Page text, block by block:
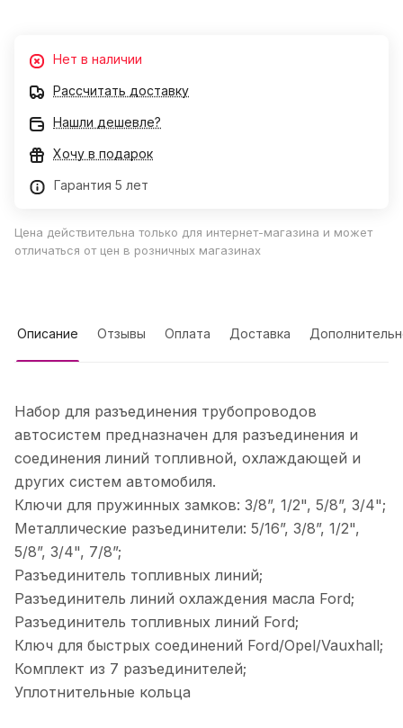
Нет в наличии
Рассчитать доставку
Нашли дешевле?
Хочу в подарок
Гарантия 5 лет
Цена действительна только для интернет-магазина и может
отличаться от цен в розничных магазинах
Описание Отзывы Оплата Доставка
Набор для разъединения трубопроводов
автосистем предназначен для разъединения и
соединения линий топливной, охлаждающей и
других систем автомобиля.
Ключи для пружинных замков: 3/8”, 1/2", 5/8”, 3/4";
Металлические разъединители: 5/16”, 3/8”, 1/2",
5/8”, 3/4", 7/8”;
Разъединитель топливных линий;
Разъединитель линий охлаждения масла Ford;
Разъединитель топливных линий Ford;
Ключ для быстрых соединений Ford/Opel/Vauxhall;
Комплект из 7 разъединителей;
Уплотнительные кольца